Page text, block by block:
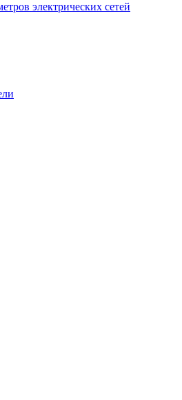
электрических сетей